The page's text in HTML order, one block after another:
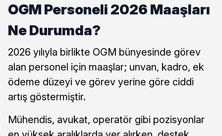
OGM Personeli 2026 Maaşları
Ne Durumda?
2026 yılıyla birlikte OGM bünyesinde görev
alan personel için maaşlar; unvan, kadro, ek
ödeme düzeyi ve görev yerine göre ciddi
artış göstermiştir.
Mühendis, avukat, operatör gibi pozisyonlar